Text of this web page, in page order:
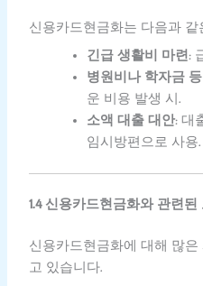
신용카드현금화는 다음과
긴급 생활비 마련:
병원비나 학자금
운 비용 발생 시.
소액 대출 대안: 대
임시방편으로 사용.
1.4 신용카드현금화와 관련된
신용카드현금화에 대해 많은
고 있습니다.